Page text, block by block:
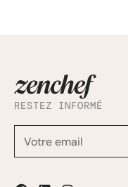
RESTEZ INFORMÉ